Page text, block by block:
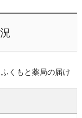
くもと薬局の届け